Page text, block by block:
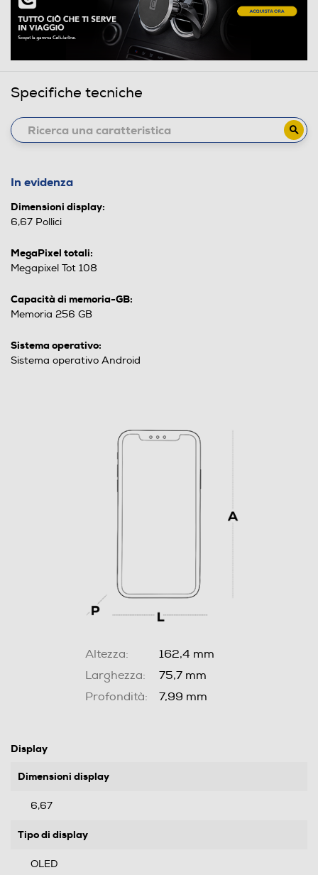
Specifiche tecniche
In evidenza
Dimensioni display:
6,67 Pollici
MegaPixel totali:
Megapixel Tot 108
Capacità di memoria-GB:
Memoria 256 GB
Sistema operativo:
Sistema operativo Android
Altezza:
162,4 mm
Larghezza:
75,7 mm
Profondità:
7,99 mm
Display
Dimensioni display
6,67
Tipo di display
OLED